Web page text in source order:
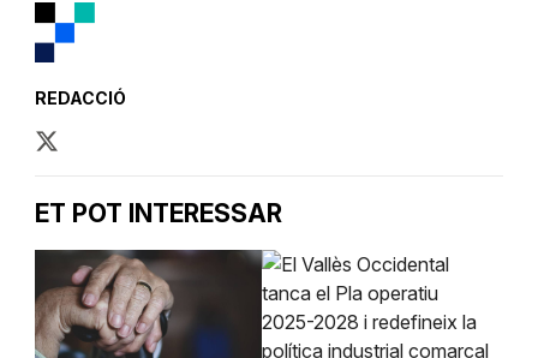
REDACCIÓ
ET POT INTERESSAR